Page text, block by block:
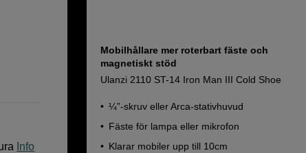
Info
Mobilhållare mer roterbart fäste och
magnetiskt stöd
Ulanzi 2110 ST-14 Iron Man III Cold Shoe
¼”-skruv eller Arca-stativhuvud
Fäste för lampa eller mikrofon
Klarar mobiler upp till 10cm